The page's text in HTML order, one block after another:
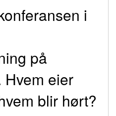
i
på
eier
blir hørt?